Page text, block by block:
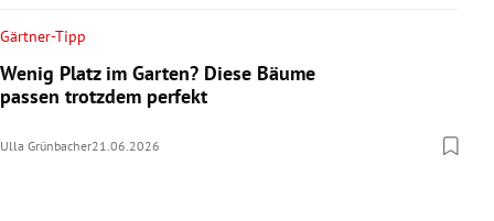
Gärtner-Tipp
Wenig Platz im Garten? Diese Bäume
passen trotzdem perfekt
Ulla Grünbacher21.06.2026